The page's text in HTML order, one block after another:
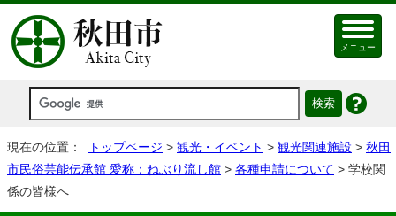
メニュー
現在の位置： トップページ > 観光・イベント > 観光関連施設 > 秋田
市民俗芸能伝承館 愛称：ねぶり流し館 > 各種申請について > 学校関
係の皆様へ